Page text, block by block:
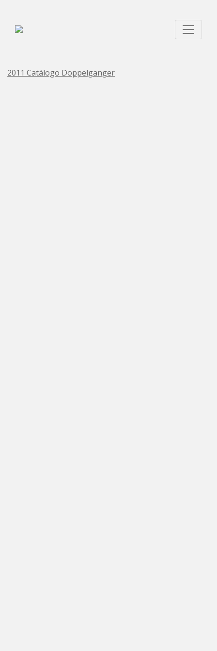
2011 Catálogo Doppelgänger